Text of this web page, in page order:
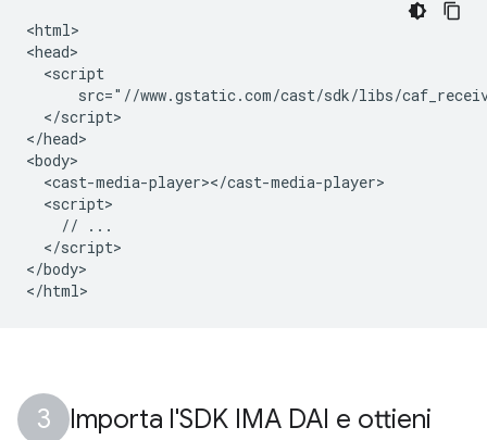
<html>
<head>
  <script
src="//www.gstatic.com/cast/sdk/libs/
  </script>
</head>
<body>
  <cast-media-player></cast-media-player>
  <script>
    // ...
  </script>
</body>
Importa l'SDK IMA DAI e ottieni